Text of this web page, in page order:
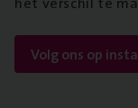
Volg ons op